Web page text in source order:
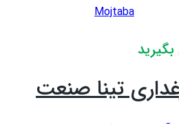
Mojtaba
تینا صنعت